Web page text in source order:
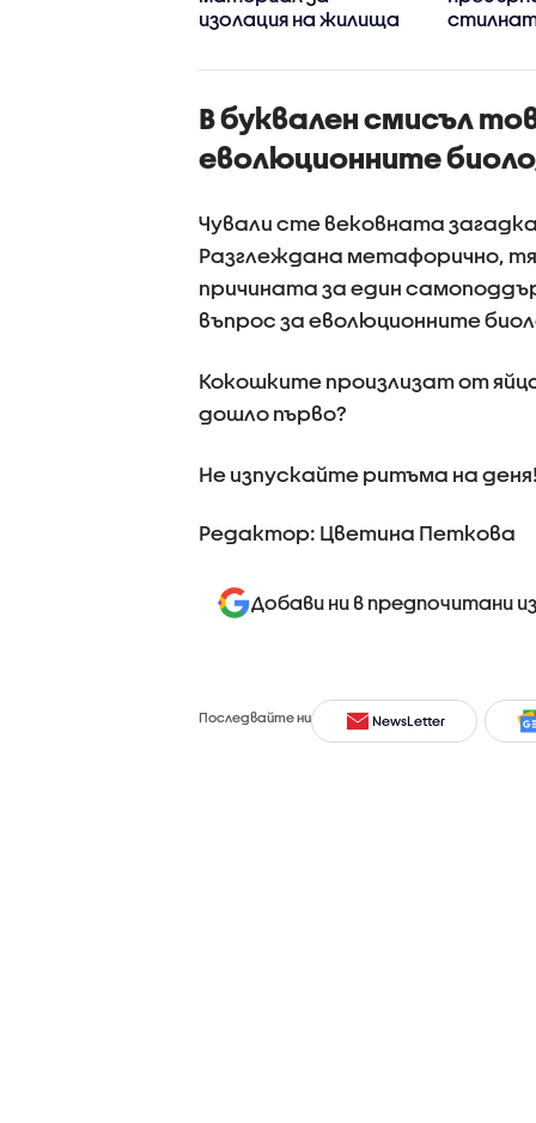
изолация на жилища
В буквален смисъл
еволюционните
Чували сте вековната
Разглеждана метафорично,
причината за един
въпрос за еволюционните
Кокошките произлизат от
дошло първо?
Не изпускайте ритъма на
Редактор: Цветина Петкова
Добави ни в предпочитани
Последвайте ни NewsLetter